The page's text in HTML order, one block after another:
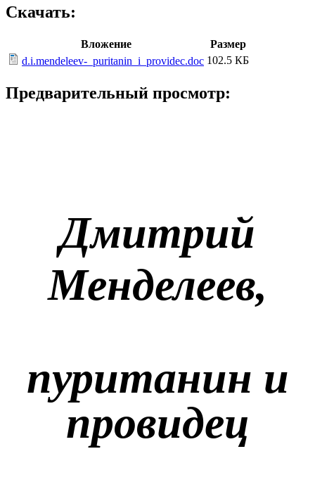
Скачать:
Вложение
Размер
d.i.mendeleev-_puritanin_i_providec.doc 102.5 КБ
Предварительный просмотр:
Дмитрий
Менделеев,
пуританин и
провидец